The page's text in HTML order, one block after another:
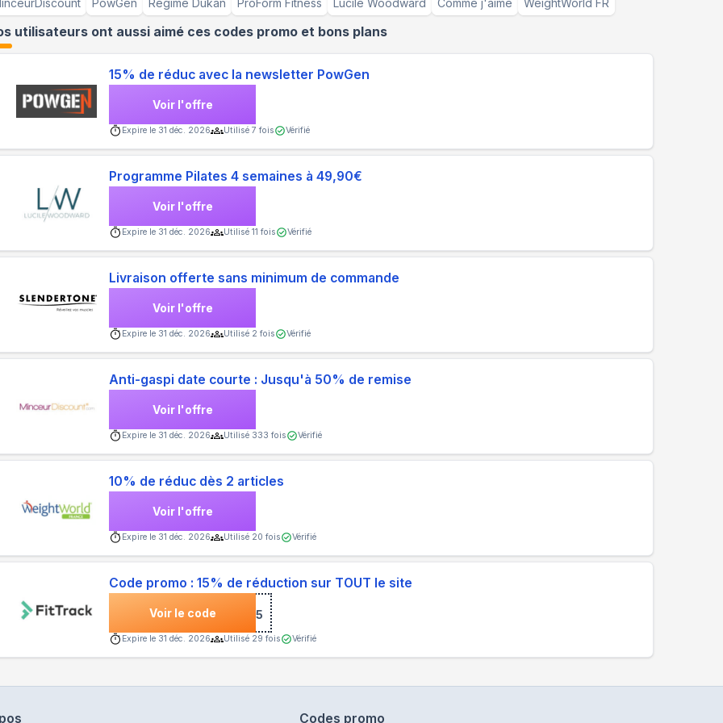
PowGen Regime Dukan ProForm Fitness Lucile Woodward Comme j'aime WeightWorld FR
utilisateurs ont aussi aimé ces codes promo et bons plans
15% de réduc avec la newsletter PowGen
Voir l'offre
Expire le 31 déc. 2026 Utilisé7 fois Vérifié
Programme Pilates 4 semaines à 49,90€
Voir l'offre
Expire le 31 déc. 2026 Utilisé11 fois Vérifié
Livraison offerte sans minimum de commande
Voir l'offre
Expire le 31 déc. 2026 Utilisé 2 fois Vérifié
Anti-gaspi date courte : Jusqu'à 50% de remise
Voir l'offre
Expire le 31 déc. 2026 Utilisé 333 fois Vérifié
10% de réduc dès 2 articles
Voir l'offre
Expire le 31 déc. 2026 Utilisé 20 fois Vérifié
Code promo : 15% de réduction sur TOUT le site
Voir le code ***15
Expire le 31 déc. 2026 Utilisé 29 fois Vérifié
Codes promo